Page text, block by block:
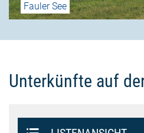
Fauler See
Unterkünfte auf